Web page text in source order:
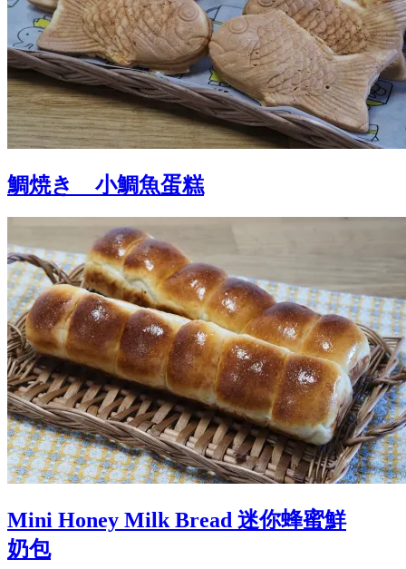
鯛焼き 小鯛魚蛋糕
Mini Honey Milk Bread 迷你蜂蜜鮮
奶包